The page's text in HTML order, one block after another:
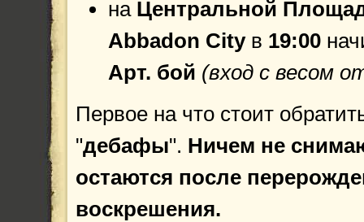
на Центральной
Abbadon City в 19:00
Арт. бой (вход с весом
Первое на что стоит
"дебафы". Ничем не
остаются после
воскрешения.